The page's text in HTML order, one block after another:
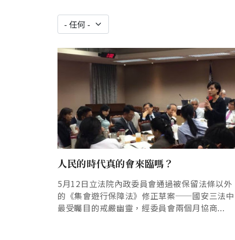
人民的時代真的會來臨嗎？
5月12日立法院內政委員會通過被保留法條以外
的《集會遊行保障法》修正草案──國安三法中
最受矚目的戒嚴幽靈，經委員會兩個月協商...